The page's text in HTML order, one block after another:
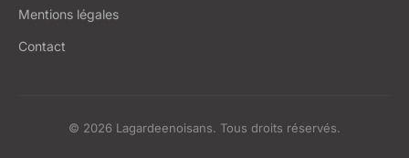
Mentions légales
Contact
© 2026 Lagardeenoisans. Tous droits réservés.